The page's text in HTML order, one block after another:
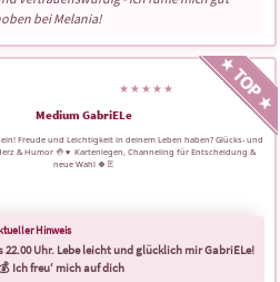
bei Melania!
Medium GabriELe
Freude und Leichtigkeit in deinem Leben haben? Glücks- und
& Humor 🤚 ♥ ️ Kartenlegen, Channeling für Entscheidung &
neue Wahl 🍀 🃏
Uhr. Lebe leicht und glücklich mir GabriELe!
Ich freu‘ mich auf dich